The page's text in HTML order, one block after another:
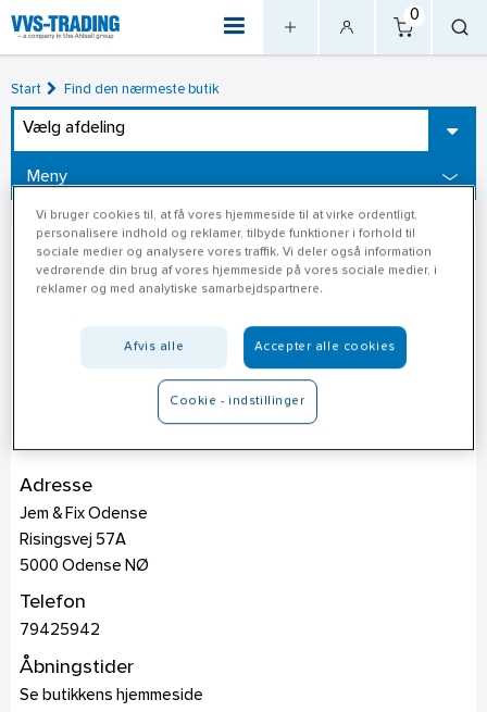
0
Start Find den nærmeste butik
Vælg afdeling
Meny
Adresse
Jem & Fix Odense
Risingsvej 57A
5000 Odense NØ
Telefon
79425942
Åbningstider
Se butikkens hjemmeside
Vi bruger cookies til, at få vores hjemmeside til at virke ordentligt,
personalisere indhold og reklamer, tilbyde funktioner i forhold til
sociale medier og analysere vores traffik. Vi deler også information
vedrørende din brug af vores hjemmeside på vores sociale medier, i
reklamer og med analytiske samarbejdspartnere.
Afvis alle Accepter alle cookies
Cookie - indstillinger